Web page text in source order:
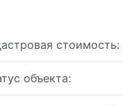
стоимость:
объекта: